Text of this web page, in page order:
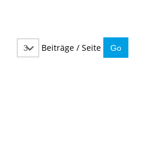
Beiträge / Seite